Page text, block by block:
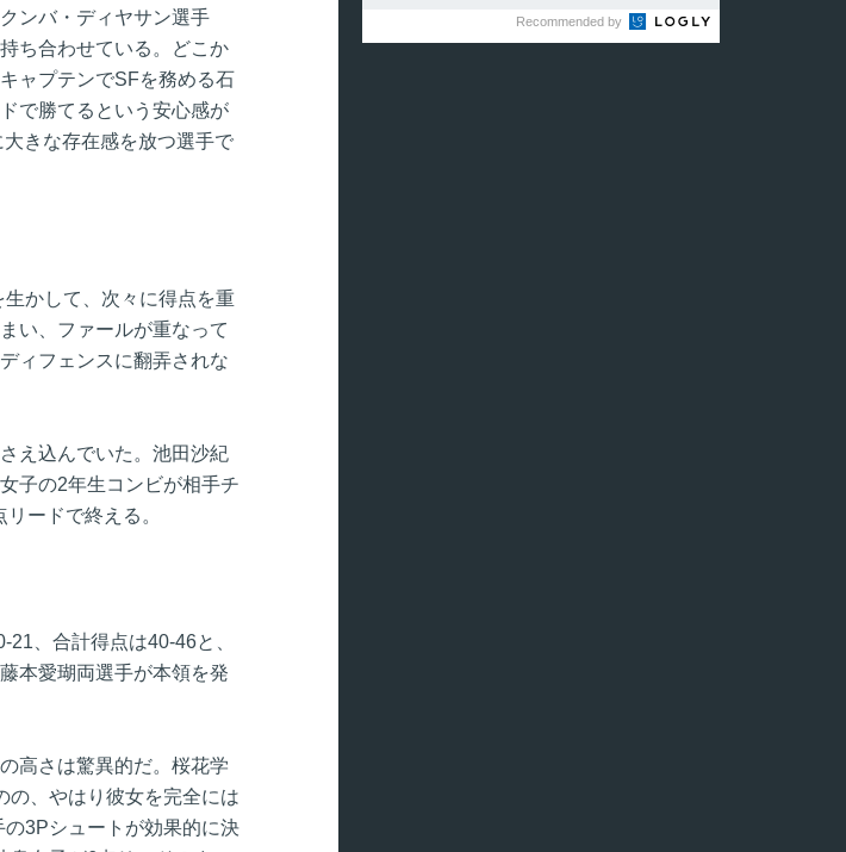
ンバ・ディヤサン選手
ち合わせている。どこか
ャプテンでSFを務める石
で勝てるという安心感が
きな存在感を放つ選手で
かして、次々に得点を重
い、ファールが重なって
ィフェンスに翻弄されな
え込んでいた。池田沙紀
子の2年生コンビが相手チ
ードで終える。
、合計得点は40-46と、
本愛瑚両選手が本領を発
高さは驚異的だ。桜花学
の、やはり彼女を完全には
3Pシュートが効果的に決
Recommended by